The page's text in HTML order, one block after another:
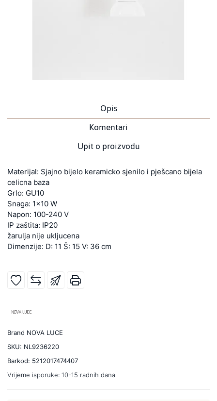
Opis
Komentari
Upit o proizvodu
Materijal: Sjajno bijelo keramicko sjenilo i pješcano bijela
celicna baza
Grlo: GU10
Snaga: 1x10 W
Napon: 100-240 V
IP zaštita: IP20
žarulja nije ukljucena
Dimenzije: D: 11 Š: 15 V: 36 cm
Brand NOVA LUCE
SKU: NL9236220
Barkod: 5212017474407
Vrijeme isporuke: 10-15 radnih dana